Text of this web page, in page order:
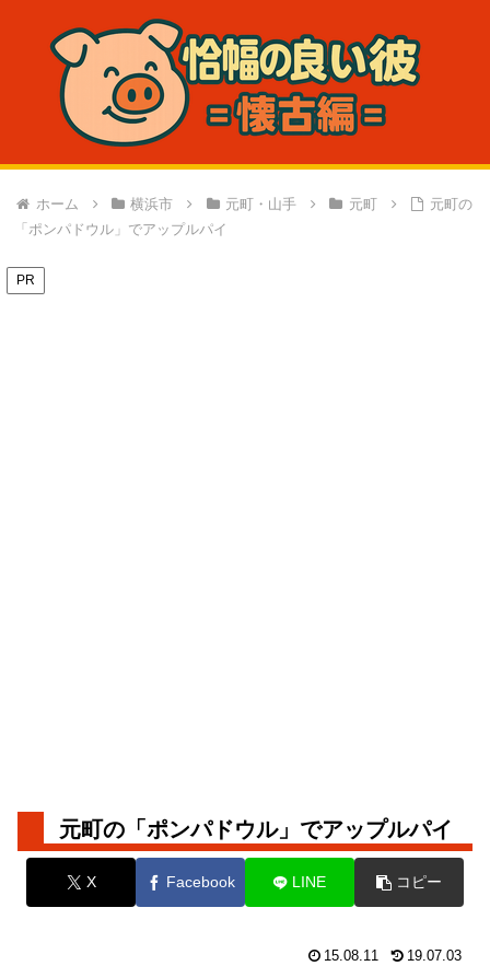
ホーム 横浜市 元町・山手 元町
元町の
「ポンパドウル」でアップルパイ
PR
元町の「ポンパドウル」でアップルパイ
X Facebook LINE コピー
15.08.11 19.07.03